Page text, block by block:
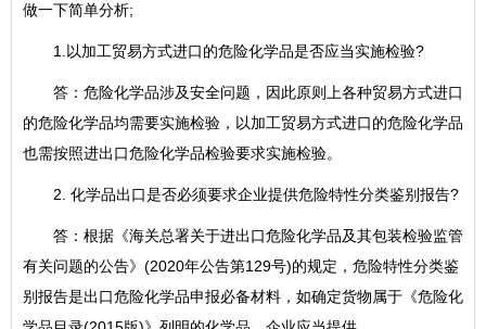
做一下简单分析;
1.以加工贸易方式进口的危险化学品是否应当实施检验?
答：危险化学品涉及安全问题，因此原则上各种贸易方式进口
的危险化学品均需要实施检验，以加工贸易方式进口的危险化学品
也需按照进出口危险化学品检验要求实施检验。
2. 化学品出口是否必须要求企业提供危险特性分类鉴别报告?
答：根据《海关总署关于进出口危险化学品及其包装检验监管
有关问题的公告》(2020年公告第129号)的规定，危险特性分类鉴
别报告是出口危险化学品申报必备材料，如确定货物属于《危险化